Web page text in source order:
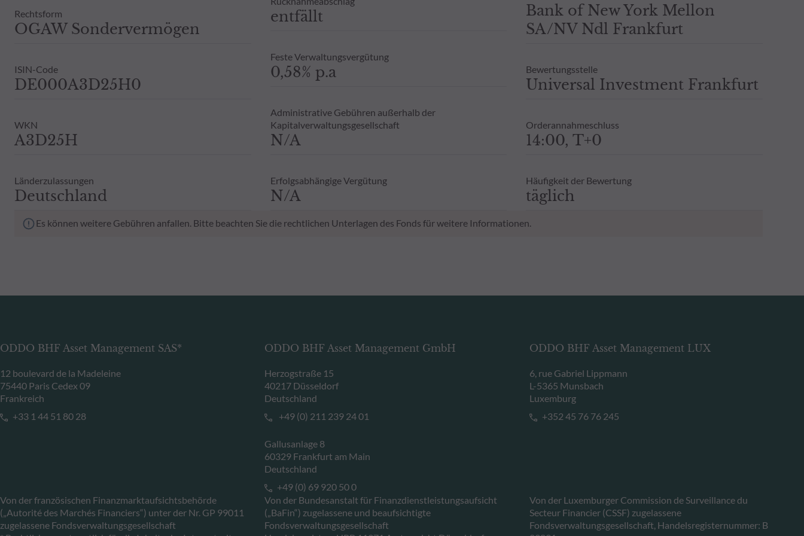
Rechtsform
OGAW Sondervermögen
ISIN-Code
DE000A3D25H0
WKN
A3D25H
Länderzulassungen
Deutschland
entfällt
Feste Verwaltungsvergütung
0,58% p.a
Administrative Gebühren außerhalb der
Kapitalverwaltungsgesellschaft
N/A
Erfolgsabhängige Vergütung
N/A
Bank of New York Mellon
SA/NV Ndl Frankfurt
Bewertungsstelle
Universal Investment Frankfurt
Orderannahmeschluss
14:00, T+0
Häufigkeit der Bewertung
täglich
Es können weitere Gebühren anfallen. Bitte beachten Sie die rechtlichen Unterlagen des Fonds für weitere Informationen.
ODDO BHF Asset Management SAS*
12 boulevard de la Madeleine
75440 Paris Cedex 09
Frankreich
+33 1 44 51 80 28
Von der französischen Finanzmarktaufsichtsbehörde
(„Autorité des Marchés Financiers“) unter der Nr. GP 99011
zugelassene Fondsverwaltungsgesellschaft
ODDO BHF Asset Management GmbH
Herzogstraße 15
40217 Düsseldorf
Deutschland
+49 (0) 211 239 24 01
Gallusanlage 8
60329 Frankfurt am Main
Deutschland
+49 (0) 69 920 50 0
Von der Bundesanstalt für Finanzdienstleistungsaufsicht
(„BaFin“) zugelassene und beaufsichtigte
Fondsverwaltungsgesellschaft
ODDO BHF Asset Management LUX
6, rue Gabriel Lippmann
L-5365 Munsbach
Luxemburg
+352 45 76 76 245
Von der Luxemburger Commission de Surveillance du
Secteur Financier (CSSF) zugelassene
Fondsverwaltungsgesellschaft, Handelsregisternummer: B